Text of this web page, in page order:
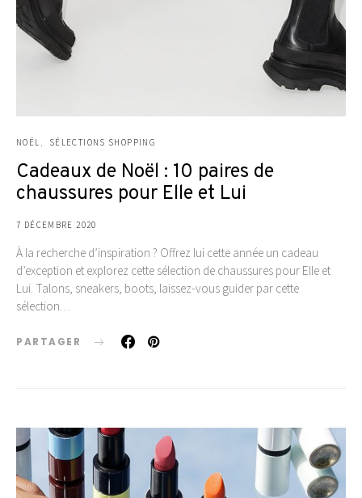
NOËL SÉLECTIONS SHOPPING
Cadeaux de Noël : 10 paires de
chaussures pour Elle et Lui
7 DÉCEMBRE 2020
À la recherche d’inspiration ? Offrez lui cette année un cadeau
d’exception et explorez cette sélection de chaussures pour Elle et
Lui. Talons, sneakers, boots, laissez-vous guider par cette
sélection…
PARTAGER